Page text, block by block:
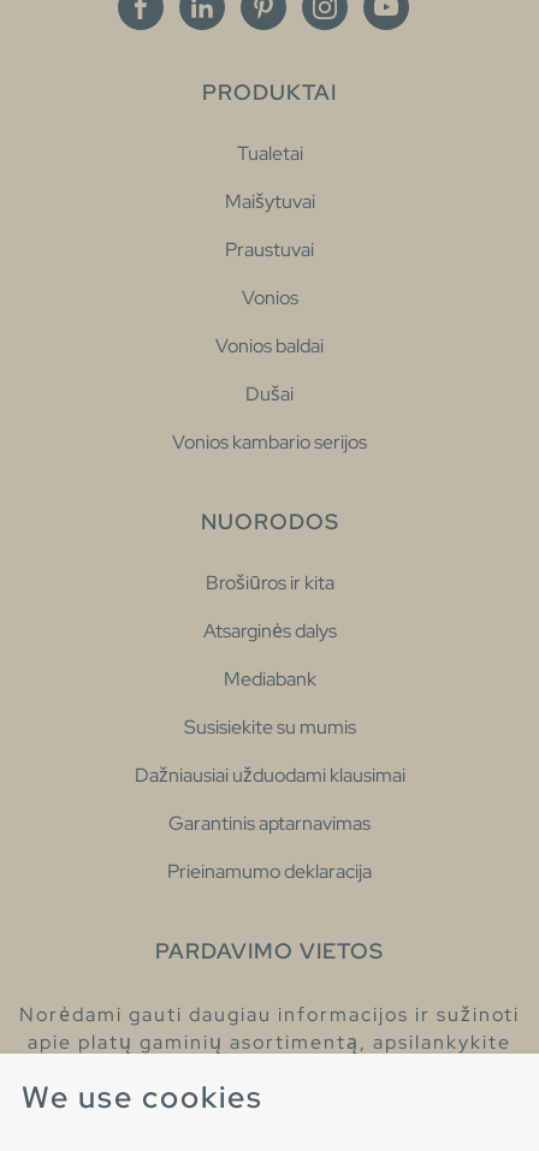
We use cookies
PRODUKTAI
Tualetai
Maišytuvai
Praustuvai
Vonios
Vonios baldai
Dušai
Vonios kambario serijos
NUORODOS
Brošiūros ir kita
Atsarginės dalys
Mediabank
Susisiekite su mumis
Dažniausiai užduodami klausimai
Garantinis aptarnavimas
Prieinamumo deklaracija
PARDAVIMO VIETOS
Norėdami gauti daugiau informacijos ir sužinoti
apie platų gaminių asortimentą, apsilankykite